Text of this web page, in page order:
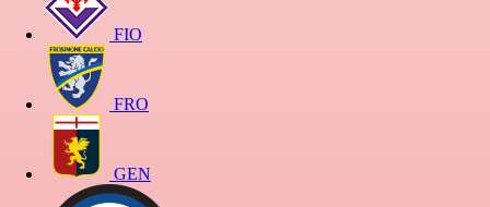
FIO
FRO
GEN